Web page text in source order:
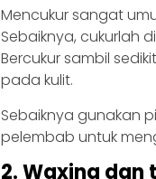
Mencukur sangat
Sebaiknya, cukurlah
Bercukur sambil
pada kulit.
Sebaiknya gunakan
pelembab untuk
2. Waxing dan